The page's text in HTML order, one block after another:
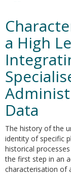
ambito
nelle
norme
nazionali
e
tema
di
s
and
healthy
urban
moves.
Urban
context
features
in
Milan
a High
Data
The history of the
identity of specific
historical
the first step in an
characterisation of